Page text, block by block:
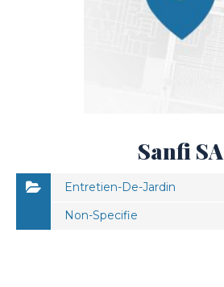
Sanfi SA
Entretien-De-Jardin
Non-Specifie